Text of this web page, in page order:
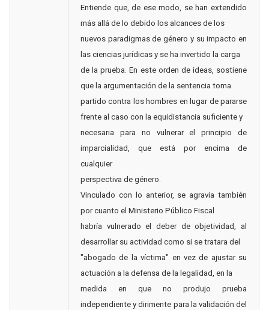
Entiende que, de ese modo, se han extendido
más allá de lo debido los alcances de los
nuevos paradigmas de género y su impacto en
las ciencias jurídicas y se ha invertido la carga
de la prueba. En este orden de ideas, sostiene
que la argumentación de la sentencia toma
partido contra los hombres en lugar de pararse
frente al caso con la equidistancia suficiente y
necesaria para no vulnerar el principio de
imparcialidad, que está por encima de
cualquier
perspectiva de género.
Vinculado con lo anterior, se agravia también
por cuanto el Ministerio Público Fiscal
habría vulnerado el deber de objetividad, al
desarrollar su actividad como si se tratara del
"abogado de la víctima" en vez de ajustar su
actuación a la defensa de la legalidad, en la
medida en que no produjo prueba
independiente y dirimente para la validación del